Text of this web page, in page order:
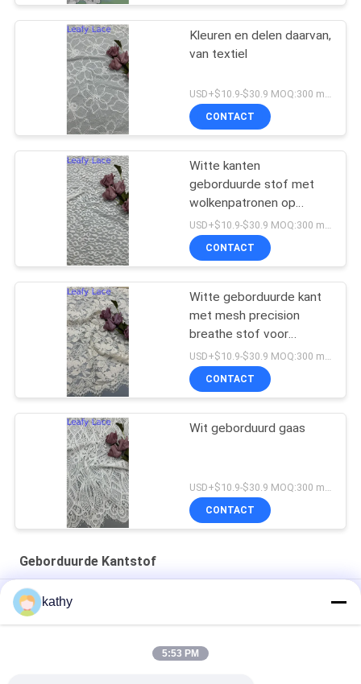
Kleuren en delen daarvan,
van textiel
USD+$10.9-$30.9 MOQ:300 meter.
CONTACT
Witte kanten
geborduurde stof met
wolkenpatronen op
gaasgrond voor
trouwjurken
USD+$10.9-$30.9 MOQ:300 meter.
CONTACT
Witte geborduurde kant
met mesh precision
breathe stof voor
formele kleding
CONTACT
Wit geborduurd gaas
CONTACT
Geborduurde Kantstof
Kanten Stof Wit Geborduurd Kanten Stof Aangepast Ontwerp
Luxe Geborduurde Kanten Stof Goede Kwaliteit Bloemen
kathy
5:53 PM